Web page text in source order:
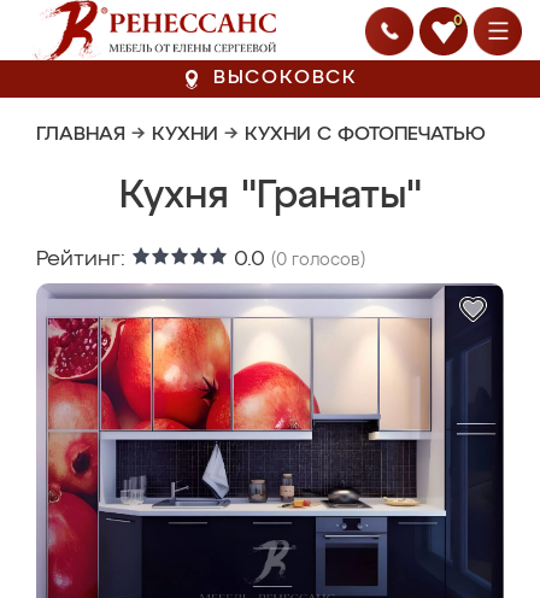
0
ВЫСОКОВСК
ГЛАВНАЯ → КУХНИ → КУХНИ С ФОТОПЕЧАТЬЮ
Кухня "Гранаты"
Рейтинг: 0.0 (0 голосов)